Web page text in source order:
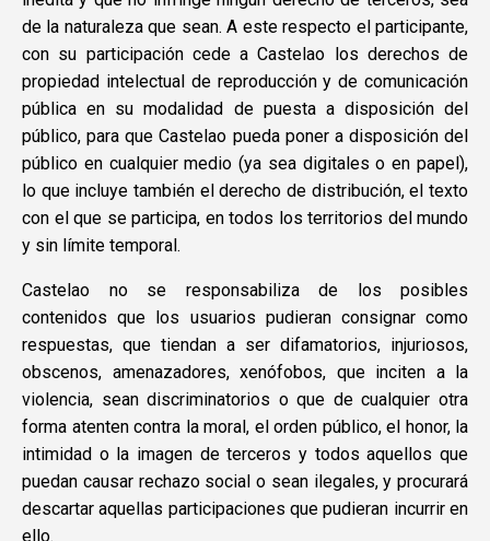
de la naturaleza que sean. A este respecto el participante,
con su participación cede a Castelao los derechos de
propiedad intelectual de reproducción y de comunicación
pública en su modalidad de puesta a disposición del
público, para que Castelao pueda poner a disposición del
público en cualquier medio (ya sea digitales o en papel),
lo que incluye también el derecho de distribución, el texto
con el que se participa, en todos los territorios del mundo
y sin límite temporal.
Castelao no se responsabiliza de los posibles
contenidos que los usuarios pudieran consignar como
respuestas, que tiendan a ser difamatorios, injuriosos,
obscenos, amenazadores, xenófobos, que inciten a la
violencia, sean discriminatorios o que de cualquier otra
forma atenten contra la moral, el orden público, el honor, la
intimidad o la imagen de terceros y todos aquellos que
puedan causar rechazo social o sean ilegales, y procurará
descartar aquellas participaciones que pudieran incurrir en
ello.